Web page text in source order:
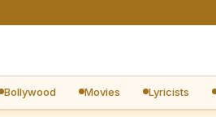
Bollywood Movies Lyricists